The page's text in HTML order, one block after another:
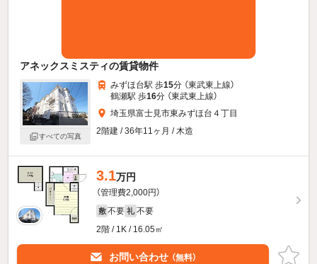
アネックスミスティの賃貸物件
すべての写真
みずほ台駅 歩15分 （東武東上線）
鶴瀬駅 歩16分 （東武東上線）
埼玉県富士見市東みずほ台４丁目
2階建 / 36年11ヶ月 / 木造
3.1万円
（管理費2,000円）
敷 不要 礼 不要
2階 / 1K / 16.05㎡
お問い合わせ （無料）